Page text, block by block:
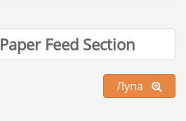
Paper Feed Section
Лупа